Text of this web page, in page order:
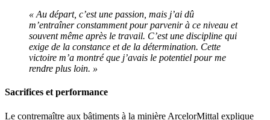
« Au départ, c’est une passion, mais j’ai dû
m’entraîner constamment pour parvenir à ce niveau et
souvent même après le travail. C’est une discipline qui
exige de la constance et de la détermination. Cette
victoire m’a montré que j’avais le potentiel pour me
rendre plus loin. »
Sacrifices et performance
Le contremaître aux bâtiments à la minière ArcelorMittal explique